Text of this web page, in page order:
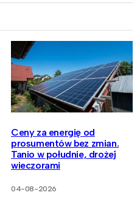
Ceny za energię od
prosumentów bez zmian.
Tanio w południe, drożej
wieczorami
04-08-2026